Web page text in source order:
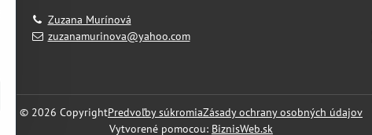
Zuzana Murínová
zuzanamurinova@yahoo.com
© 2026 CopyrightPredvoľby súkromiaZásady ochrany osobných údajov
Vytvorené pomocou: BiznisWeb.sk